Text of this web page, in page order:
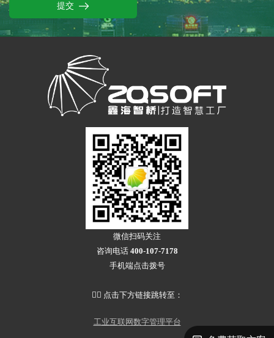
提交
微信扫码关注
咨询电话 400-107-7178
手机端点击拨号
👇🏻 点击下方链接跳转至：
工业互联网数字管理平台